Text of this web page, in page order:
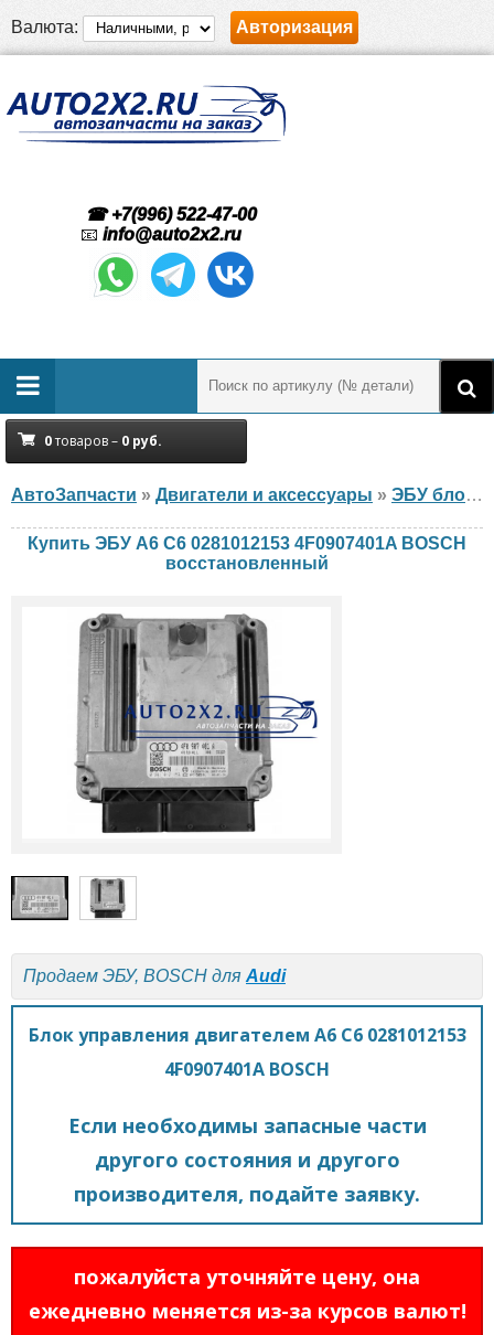
Валюта: Авторизация
☎ +7(996) 522-47-00
📧 info@auto2x2.ru
0товаров – 0 руб.
АвтоЗапчасти » Двигатели и аксессуары » ЭБУ блок управления двигателем
Купить ЭБУ A6 C6 0281012153 4F0907401A BOSCH
восстановленный
Продаем ЭБУ, BOSCH для Audi
Блок управления двигателем A6 C6 0281012153
4F0907401A BOSCH
Если необходимы запасные части
другого состояния и другого
производителя, подайте заявку.
пожалуйста уточняйте цену, она
ежедневно меняется из-за курсов валют!